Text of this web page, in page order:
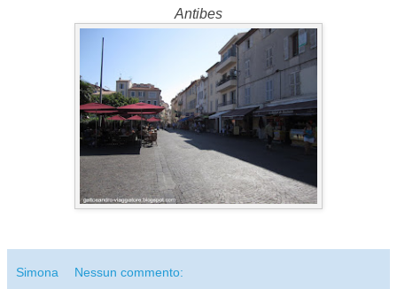
Antibes
Simona Nessun commento: